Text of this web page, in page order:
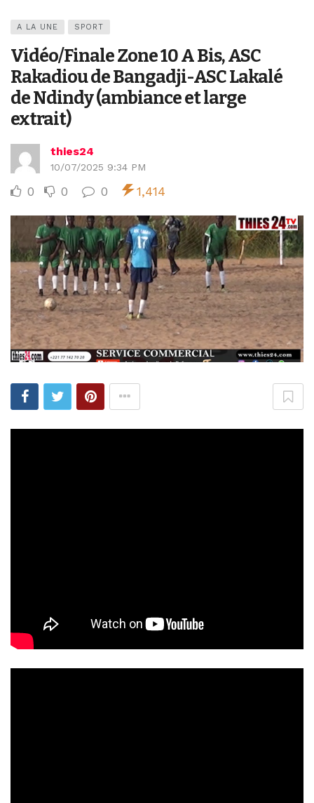
A LA UNE SPORT
Vidéo/Finale Zone 10 A Bis, ASC
Rakadiou de Bangadji-ASC Lakalé
de Ndindy (ambiance et large
extrait)
thies24
10/07/2025 9:34 PM
0 0 0 1,414